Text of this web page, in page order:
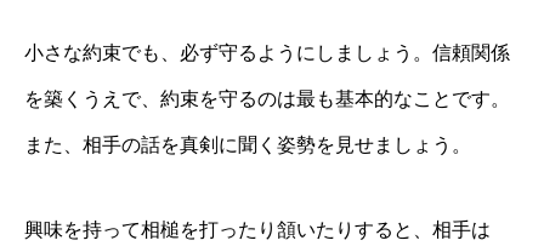
小さな約束でも、必ず守るようにしましょう。信頼関係
を築くうえで、約束を守るのは最も基本的なことです。
また、相手の話を真剣に聞く姿勢を見せましょう。
興味を持って相槌を打ったり頷いたりすると、相手は